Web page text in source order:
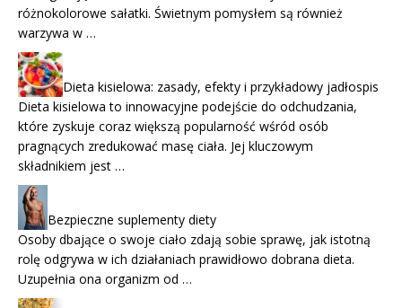
różnokolorowe sałatki. Świetnym pomysłem są również
warzywa w …
Dieta kisielowa: zasady, efekty i przykładowy jadłospis
Dieta kisielowa to innowacyjne podejście do odchudzania,
które zyskuje coraz większą popularność wśród osób
pragnących zredukować masę ciała. Jej kluczowym
składnikiem jest …
Bezpieczne suplementy diety
Osoby dbające o swoje ciało zdają sobie sprawę, jak istotną
rolę odgrywa w ich działaniach prawidłowo dobrana dieta.
Uzupełnia ona organizm od …